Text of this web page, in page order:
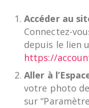
Accéder au
Connectez-
depuis le lien
https://
Aller à
votre photo
sur